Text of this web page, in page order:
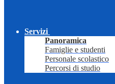
Servizi
Panoramica
Famiglie e studenti
Personale scolastico
Percorsi di studio